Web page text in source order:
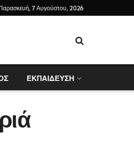
7 Αυγούστου, 2026
ΕΚΠΑΙΔΕΥΣΗ